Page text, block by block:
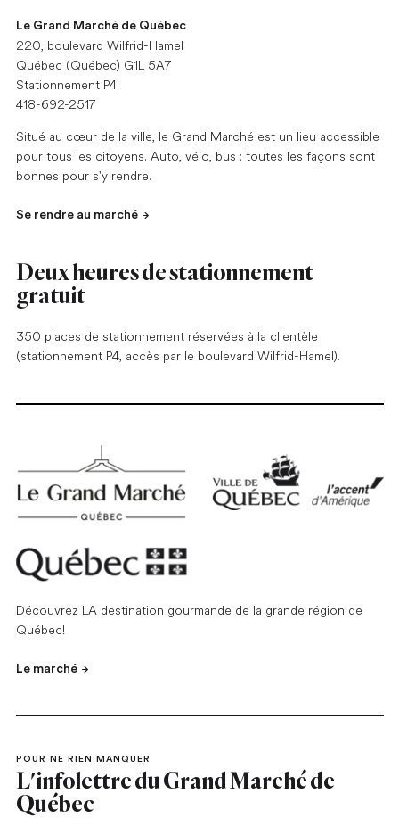
Le Grand Marché de Québec
220, boulevard Wilfrid-Hamel
Québec (Québec) G1L 5A7
Stationnement P4
418-692-2517
Situé au cœur de la ville, le Grand Marché est un lieu accessible
pour tous les citoyens. Auto, vélo, bus : toutes les façons sont
bonnes pour s'y rendre.
Se rendre au marché
Deux heures de stationnement
gratuit
350 places de stationnement réservées à la clientèle
(stationnement P4, accès par le boulevard Wilfrid-Hamel).
Découvrez LA destination gourmande de la grande région de
Québec!
Le marché
POUR NE RIEN MANQUER
L'infolettre du Grand Marché de
Québec